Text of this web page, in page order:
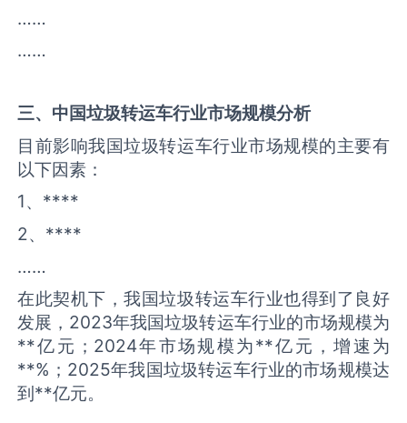
……
……
三、中国垃圾转运车行业市场规模分析
目前影响我国垃圾转运车行业市场规模的主要有
以下因素：
1、****
2、****
……
在此契机下，我国垃圾转运车行业也得到了良好
发展，2023年我国垃圾转运车行业的市场规模为
**亿元；2024年市场规模为**亿元，增速为
**%；2025年我国垃圾转运车行业的市场规模达
到**亿元。